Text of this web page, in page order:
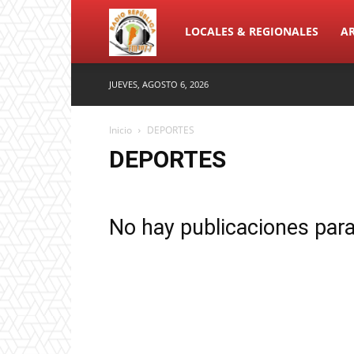
FM
RADIO
LA
NUEVA
LOCALES & REGIONALES
JUEVES, AGOSTO 6, 2026
Inicio DEPORTES
DEPORTES
No hay publicaciones